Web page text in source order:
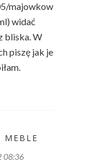
majowkow
widać
bliska. W
piszę jak je
MEBLE
08:36